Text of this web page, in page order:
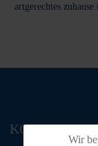
artgerechtes
KONTAKT
Wir